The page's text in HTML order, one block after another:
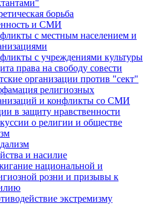
борьба
и СМИ
с местным населением и
с учреждениями культуры
права на свободу совести
организации против "сект"
религиозных
и конфликты со СМИ
в защиту нравственности
о религии и обществе
и насилие
национальной и
розни и призывы к
экстремизму